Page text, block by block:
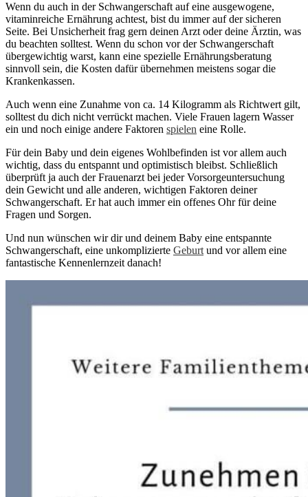
Wenn du auch in der Schwangerschaft auf eine ausgewogene,
vitaminreiche Ernährung achtest, bist du immer auf der sicheren
Seite. Bei Unsicherheit frag gern deinen Arzt oder deine Ärztin, was
du beachten solltest. Wenn du schon vor der Schwangerschaft
übergewichtig warst, kann eine spezielle Ernährungsberatung
sinnvoll sein, die Kosten dafür übernehmen meistens sogar die
Krankenkassen.
Auch wenn eine Zunahme von ca. 14 Kilogramm als Richtwert gilt,
solltest du dich nicht verrückt machen. Viele Frauen lagern Wasser
ein und noch einige andere Faktoren spielen eine Rolle.
Für dein Baby und dein eigenes Wohlbefinden ist vor allem auch
wichtig, dass du entspannt und optimistisch bleibst. Schließlich
überprüft ja auch der Frauenarzt bei jeder Vorsorgeuntersuchung
dein Gewicht und alle anderen, wichtigen Faktoren deiner
Schwangerschaft. Er hat auch immer ein offenes Ohr für deine
Fragen und Sorgen.
Und nun wünschen wir dir und deinem Baby eine entspannte
Schwangerschaft, eine unkomplizierte Geburt und vor allem eine
fantastische Kennenlernzeit danach!